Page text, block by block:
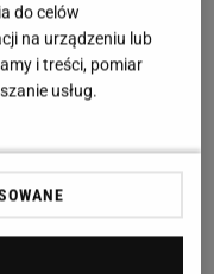
do celów
na urządzeniu lub
i treści, pomiar
usług.